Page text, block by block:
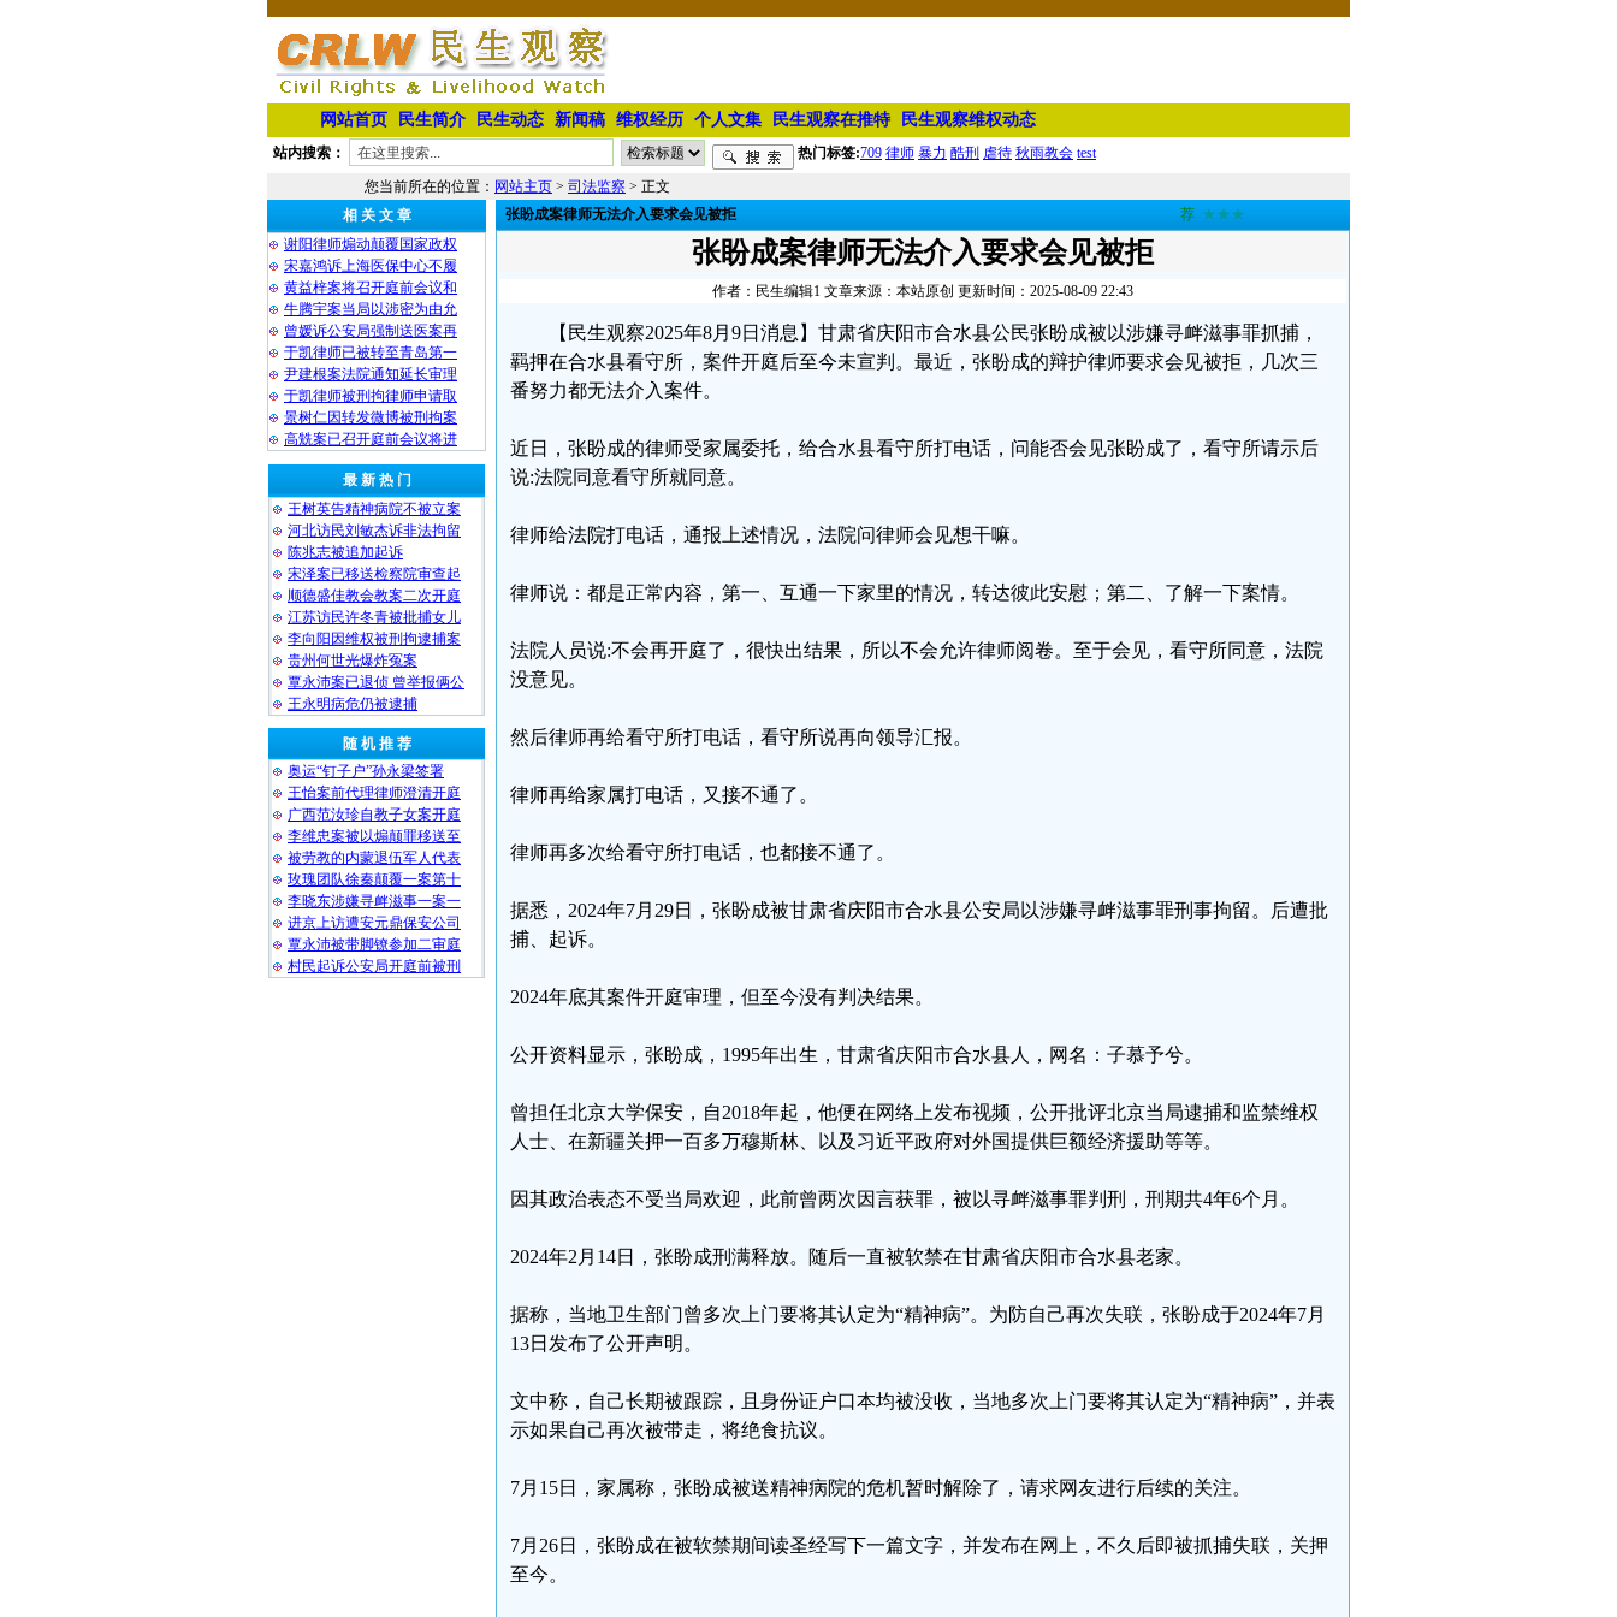
网站首页 民生简介 民生动态 新闻稿 维权经历 个人文集 民生观察在推特 民生观察维权动态
站内搜索： 热门标签:709 律师 暴力 酷刑 虐待 秋雨教会 test
您当前所在的位置： 网站主页 > 司法监察 > 正文
相 关 文 章
谢阳律师煽动颠覆国家政权
宋嘉鸿诉上海医保中心不履
黄益梓案将召开庭前会议和
牛腾宇案当局以涉密为由允
曾媛诉公安局强制送医案再
于凯律师已被转至青岛第一
尹建根案法院通知延长审理
于凯律师被刑拘律师申请取
景树仁因转发微博被刑拘案
高兟案已召开庭前会议将进
最 新 热 门
王树英告精神病院不被立案
河北访民刘敏杰诉非法拘留
陈兆志被追加起诉
宋泽案已移送检察院审查起
顺德盛佳教会教案二次开庭
江苏访民许冬青被批捕女儿
李向阳因维权被刑拘逮捕案
贵州何世光爆炸冤案
覃永沛案已退侦 曾举报俩公
王永明病危仍被逮捕
随 机 推 荐
奥运“钉子户”孙永梁签署
王怡案前代理律师澄清开庭
广西范汝珍自教子女案开庭
李维忠案被以煽颠罪移送至
被劳教的内蒙退伍军人代表
玫瑰团队徐秦颠覆一案第十
李晓东涉嫌寻衅滋事一案一
进京上访遭安元鼎保安公司
覃永沛被带脚镣参加二审庭
村民起诉公安局开庭前被刑
张盼成案律师无法介入要求会见被拒 荐 ★★★
张盼成案律师无法介入要求会见被拒
作者：民生编辑1 文章来源：本站原创 更新时间：2025-08-09 22:43
【民生观察2025年8月9日消息】甘肃省庆阳市合水县公民张盼成被以涉嫌寻衅滋事罪抓捕，
羁押在合水县看守所，案件开庭后至今未宣判。最近，张盼成的辩护律师要求会见被拒，几次三
番努力都无法介入案件。
近日，张盼成的律师受家属委托，给合水县看守所打电话，问能否会见张盼成了，看守所请示后
说:法院同意看守所就同意。
律师给法院打电话，通报上述情况，法院问律师会见想干嘛。
律师说：都是正常内容，第一、互通一下家里的情况，转达彼此安慰；第二、了解一下案情。
法院人员说:不会再开庭了，很快出结果，所以不会允许律师阅卷。至于会见，看守所同意，法院
没意见。
然后律师再给看守所打电话，看守所说再向领导汇报。
律师再给家属打电话，又接不通了。
律师再多次给看守所打电话，也都接不通了。
据悉，2024年7月29日，张盼成被甘肃省庆阳市合水县公安局以涉嫌寻衅滋事罪刑事拘留。后遭批
捕、起诉。
2024年底其案件开庭审理，但至今没有判决结果。
公开资料显示，张盼成，1995年出生，甘肃省庆阳市合水县人，网名：子慕予兮。
曾担任北京大学保安，自2018年起，他便在网络上发布视频，公开批评北京当局逮捕和监禁维权
人士、在新疆关押一百多万穆斯林、以及习近平政府对外国提供巨额经济援助等等。
因其政治表态不受当局欢迎，此前曾两次因言获罪，被以寻衅滋事罪判刑，刑期共4年6个月。
2024年2月14日，张盼成刑满释放。随后一直被软禁在甘肃省庆阳市合水县老家。
据称，当地卫生部门曾多次上门要将其认定为“精神病”。为防自己再次失联，张盼成于2024年7月
13日发布了公开声明。
文中称，自己长期被跟踪，且身份证户口本均被没收，当地多次上门要将其认定为“精神病”，并表
示如果自己再次被带走，将绝食抗议。
7月15日，家属称，张盼成被送精神病院的危机暂时解除了，请求网友进行后续的关注。
7月26日，张盼成在被软禁期间读圣经写下一篇文字，并发布在网上，不久后即被抓捕失联，关押
至今。